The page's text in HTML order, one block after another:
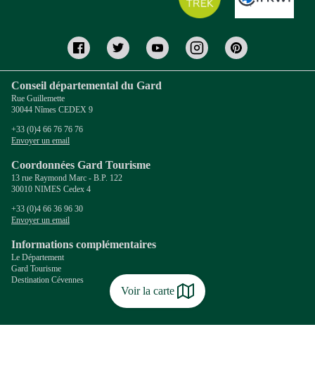
Voir la carte
Conseil départemental du Gard
Rue Guillemette
30044 Nîmes CEDEX 9
+33 (0)4 66 76 76 76
Envoyer un email
Coordonnées Gard Tourisme
13 rue Raymond Marc - B.P. 122
30010 NIMES Cedex 4
+33 (0)4 66 36 96 30
Envoyer un email
Informations complémentaires
Le Département
Gard Tourisme
Destination Cévennes